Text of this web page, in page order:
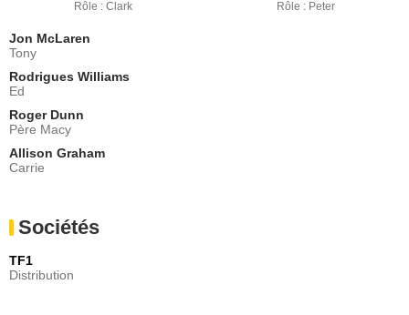
Rôle : Clark Rôle : Peter
Jon McLaren
Tony
Rodrigues Williams
Ed
Roger Dunn
Père Macy
Allison Graham
Carrie
Sociétés
TF1
Distribution